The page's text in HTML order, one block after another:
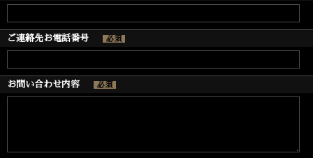
ご連絡先お電話番号 必須
お問い合わせ内容 必須